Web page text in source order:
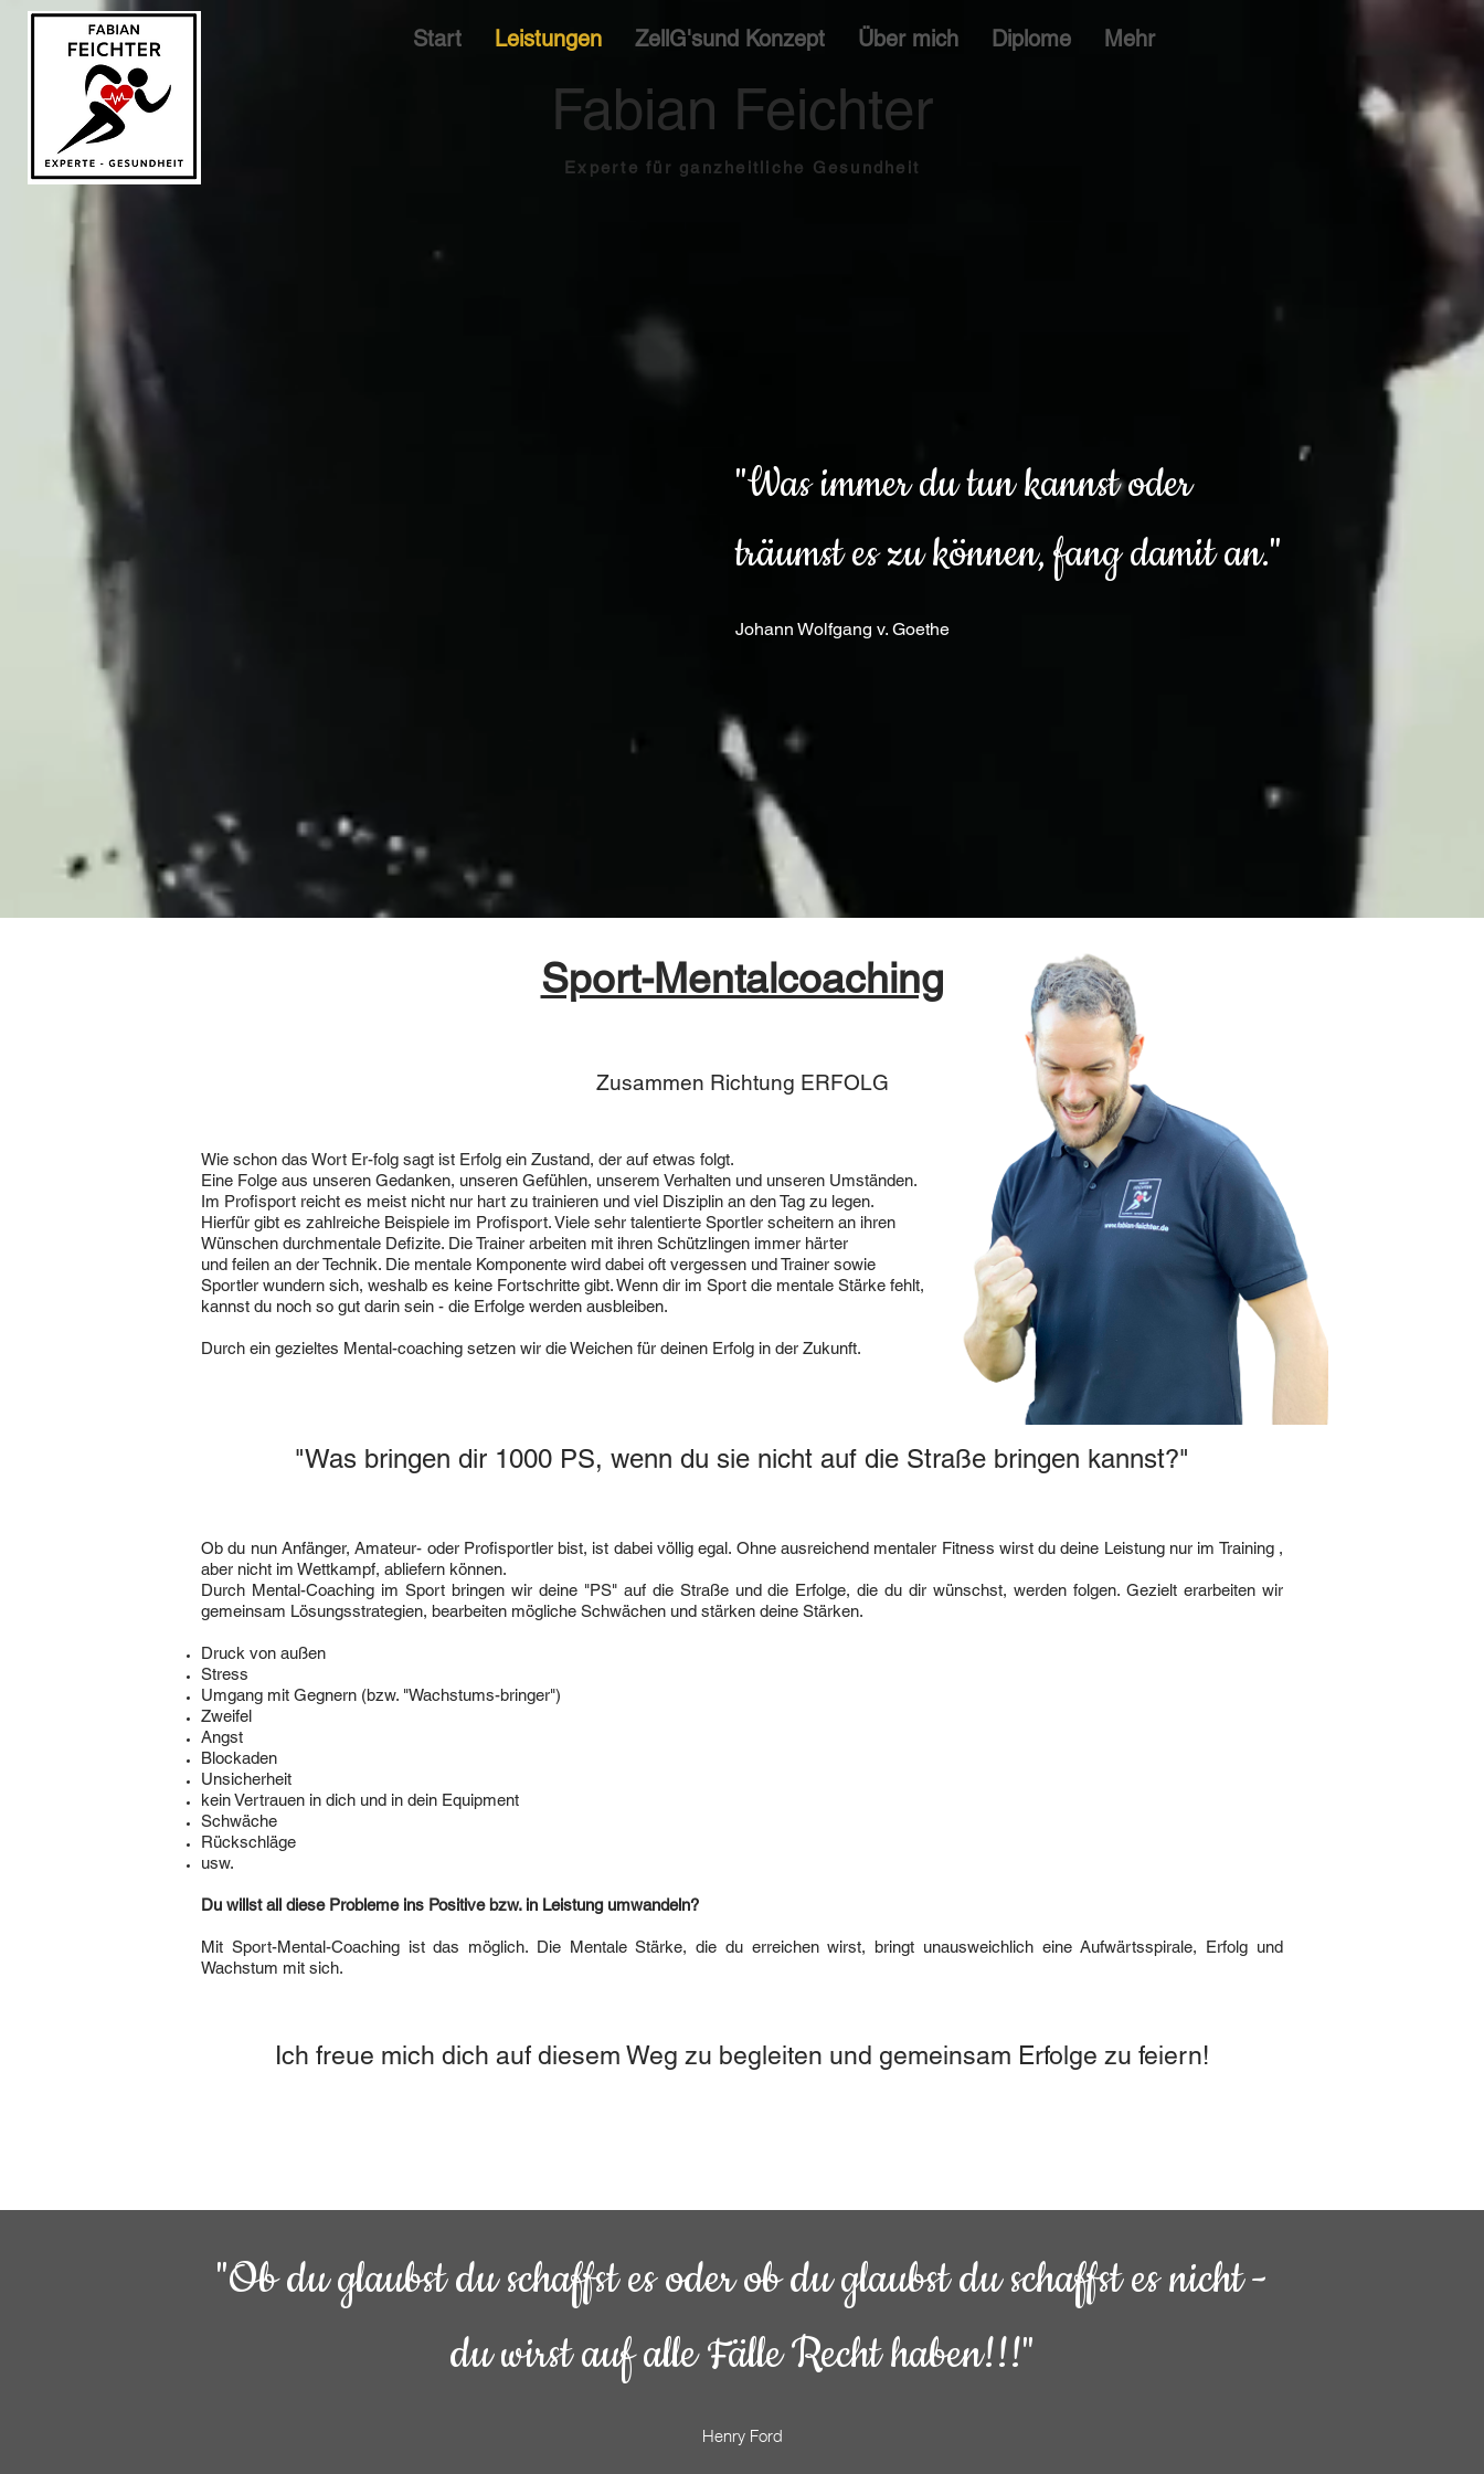
Start Leistungen ZellG'sund Konzept Über mich Diplome Mehr
Fabian Feichter
Experte für ganzheitliche Gesundheit
"Was immer du tun kannst oder
träumst es zu können, fang damit an."
Johann Wolfgang v. Goethe
Sport-Mentalcoaching
Zusammen Richtung ERFOLG
Wie schon das Wort Er-folg sagt ist Erfolg ein Zustand, der auf etwas folgt.
Eine Folge aus unseren Gedanken, unseren Gefühlen, unserem Verhalten und unseren Umständen.
Im Profisport reicht es meist nicht nur hart zu trainieren und viel Disziplin an den Tag zu legen.
Hierfür gibt es zahlreiche Beispiele im Profisport. Viele sehr talentierte Sportler scheitern an ihren
Wünschen durchmentale Defizite. Die Trainer arbeiten mit ihren Schützlingen immer härter
und feilen an der Technik. Die mentale Komponente wird dabei oft vergessen und Trainer sowie
Sportler wundern sich, weshalb es keine Fortschritte gibt. Wenn dir im Sport die mentale Stärke fehlt,
kannst du noch so gut darin sein - die Erfolge werden ausbleiben.
Durch ein gezieltes Mental-coaching setzen wir die Weichen für deinen Erfolg in der Zukunft.
"Was bringen dir 1000 PS, wenn du sie nicht auf die Straße bringen kannst?"
Ob du nun Anfänger, Amateur- oder Profisportler bist, ist dabei völlig egal. Ohne ausreichend mentaler Fitness wirst du deine Leistung nur im Training ,
aber nicht im Wettkampf, abliefern können.
Durch Mental-Coaching im Sport bringen wir deine "PS" auf die Straße und die Erfolge, die du dir wünschst, werden folgen. Gezielt erarbeiten wir
gemeinsam Lösungsstrategien, bearbeiten mögliche Schwächen und stärken deine Stärken.
Druck von außen
Stress
Umgang mit Gegnern (bzw. "Wachstums-bringer")
Zweifel
Angst
Blockaden
Unsicherheit
kein Vertrauen in dich und in dein Equipment
Schwäche
Rückschläge
usw.
Du willst all diese Probleme ins Positive bzw. in Leistung umwandeln?
Mit Sport-Mental-Coaching ist das möglich. Die Mentale Stärke, die du erreichen wirst, bringt unausweichlich eine Aufwärtsspirale, Erfolg und
Wachstum mit sich.
Ich freue mich dich auf diesem Weg zu begleiten und gemeinsam Erfolge zu feiern!
"Ob du glaubst du schaffst es oder ob du glaubst du schaffst es nicht -
du wirst auf alle Fälle Recht haben!!!"
Henry Ford